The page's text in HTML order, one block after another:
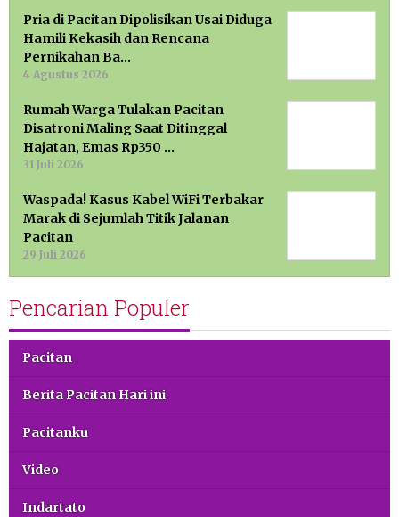
Pria di Pacitan Dipolisikan Usai Diduga
Hamili Kekasih dan Rencana
Pernikahan Ba…
4 Agustus 2026
Rumah Warga Tulakan Pacitan
Disatroni Maling Saat Ditinggal
Hajatan, Emas Rp350 …
31 Juli 2026
Waspada! Kasus Kabel WiFi Terbakar
Marak di Sejumlah Titik Jalanan
Pacitan
29 Juli 2026
Pencarian Populer
Pacitan
Berita Pacitan Hari ini
Pacitanku
Video
Indartato